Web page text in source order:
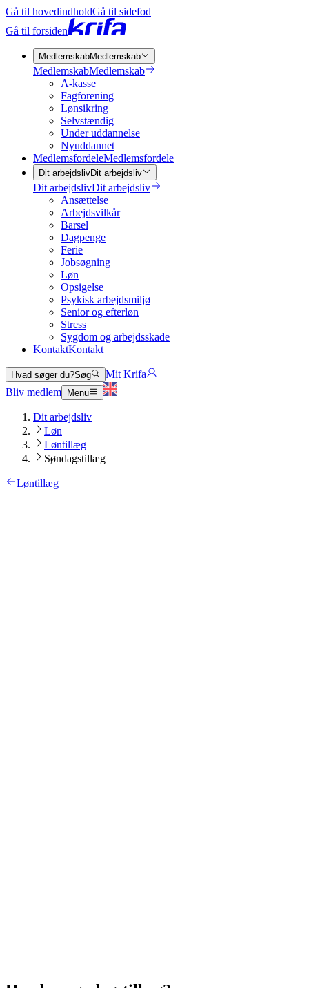
Gå til hovedindholdGå til sidefod
Gå til forsiden
MedlemskabMedlemskab
MedlemskabMedlemskab
A-kasse
Fagforening
Lønsikring
Selvstændig
Under uddannelse
Nyuddannet
MedlemsfordeleMedlemsfordele
Dit arbejdslivDit arbejdsliv
Dit arbejdslivDit arbejdsliv
Ansættelse
Arbejdsvilkår
Barsel
Dagpenge
Ferie
Jobsøgning
Løn
Opsigelse
Psykisk arbejdsmiljø
Senior og efterløn
Stress
Sygdom og arbejdsskade
KontaktKontakt
Hvad søger du?Søg
Mit Krifa
Bliv medlem
Menu
Dit arbejdsliv
Løn
Løntillæg
Søndagstillæg
Løntillæg